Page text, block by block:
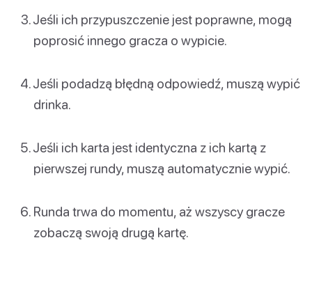
Jeśli ich przypuszczenie jest poprawne, mogą
poprosić innego gracza o wypicie.
Jeśli podadzą błędną odpowiedź, muszą wypić
drinka.
Jeśli ich karta jest identyczna z ich kartą z
pierwszej rundy, muszą automatycznie wypić.
Runda trwa do momentu, aż wszyscy gracze
zobaczą swoją drugą kartę.